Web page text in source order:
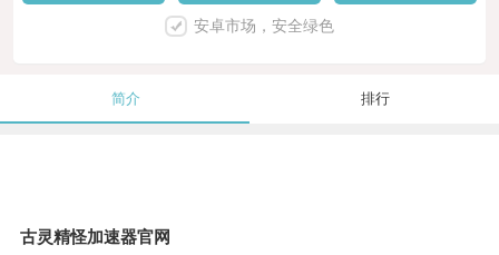
安卓市场，安全绿色
简介 排行
古灵精怪加速器官网